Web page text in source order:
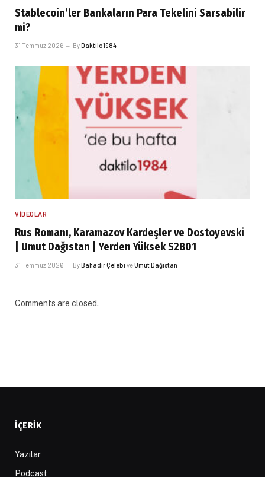
Stablecoin’ler Bankaların Para Tekelini Sarsabilir
mi?
31 Temmuz 2026 ByDaktilo1984
VIDEOLAR
Rus Romanı, Karamazov Kardeşler ve Dostoyevski
| Umut Dağıstan | Yerden Yüksek S2B01
31 Temmuz 2026 ByBahadır Çelebi veUmut Dağıstan
Comments are closed.
İÇERIK
Yazılar
Podcast